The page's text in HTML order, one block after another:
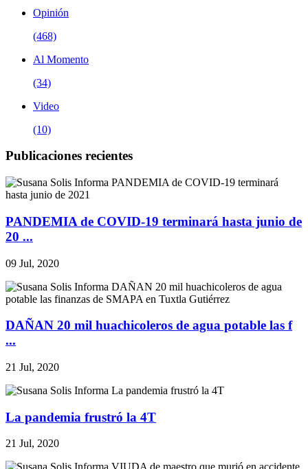
Opinión
(468)
Al Momento
(34)
Video
(10)
Publicaciones recientes
PANDEMIA de COVID-19 terminará hasta junio de
20 ...
09 Jul, 2020
DAÑAN 20 mil huachicoleros de agua potable las f
...
21 Jul, 2020
La pandemia frustró la 4T
21 Jul, 2020